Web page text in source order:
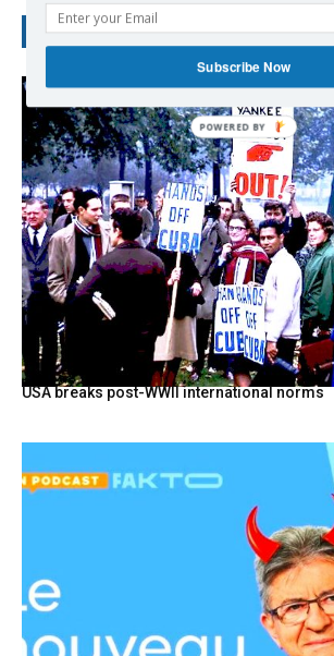
RECENT POSTS
USA breaks post-WWII international norms
Subscribe Now
POWERED
BY